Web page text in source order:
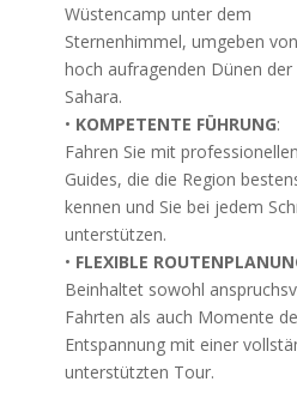
Wüstencamp unter dem
Sternenhimmel, umgeben
hoch aufragenden Dünen der
Sahara.
• KOMPETENTE FÜHRUNG:
Fahren Sie mit professionellen
Guides, die die Region
kennen und Sie bei jedem
unterstützen.
• FLEXIBLE
Beinhaltet sowohl
Fahrten als auch Momente
Entspannung mit einer
unterstützten Tour.